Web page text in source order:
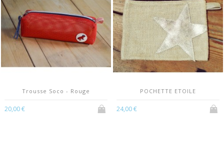
Trousse Soco - Rouge
20,00 €
POCHETTE ETOILE
24,00 €